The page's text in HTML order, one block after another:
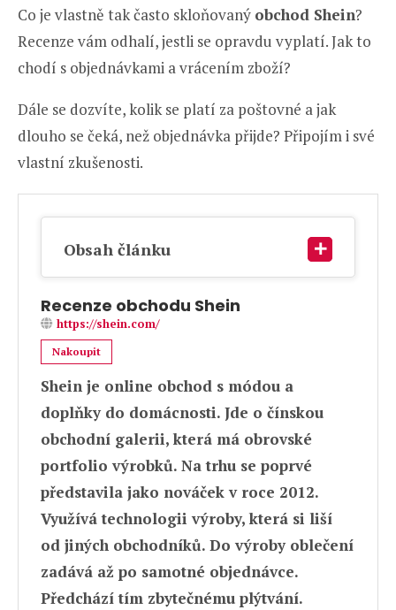
Co je vlastně tak často skloňovaný obchod Shein?
Recenze vám odhalí, jestli se opravdu vyplatí. Jak to
chodí s objednávkami a vrácením zboží?
Dále se dozvíte, kolik se platí za poštovné a jak
dlouho se čeká, než objednávka přijde? Připojím i své
vlastní zkušenosti.
Obsah článku
Recenze obchodu Shein
https://shein.com/
Nakoupit
Shein je online obchod s módou a
doplňky do domácnosti. Jde o čínskou
obchodní galerii, která má obrovské
portfolio výrobků. Na trhu se poprvé
představila jako nováček v roce 2012.
Využívá technologii výroby, která si liší
od jiných obchodníků. Do výroby oblečení
zadává až po samotné objednávce.
Předchází tím zbytečnému plýtvání.